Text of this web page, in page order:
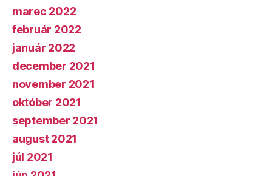
marec 2022
február 2022
január 2022
december 2021
november 2021
október 2021
september 2021
august 2021
júl 2021